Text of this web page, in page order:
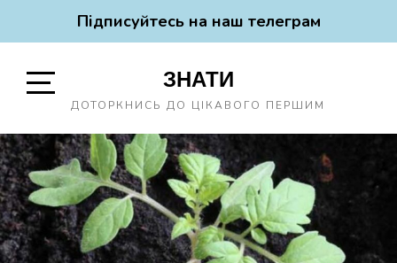
Підписуйтесь на наш телеграм
Sidebar
ЗНАТИ
ДОТОРКНИСЬ ДО ЦІКАВОГО ПЕРШИМ